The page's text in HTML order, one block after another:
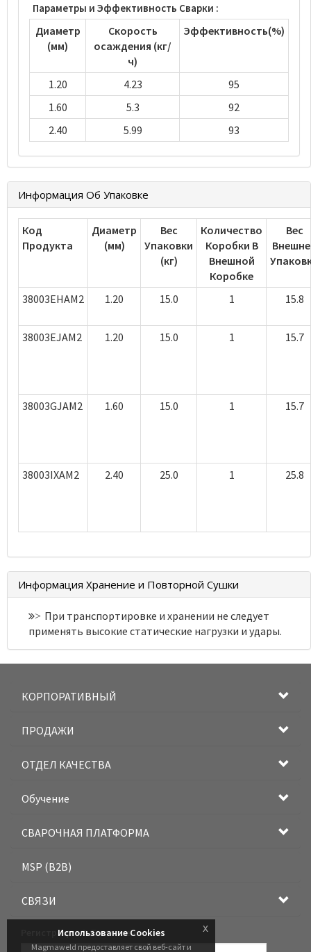
Параметры и Эффективность Сварки :
Диаметр
(мм)
Скорость
осаждения (кг/
ч)
Эффективность(%)
1.20 4.23
95
1.60
5.3
92
2.40
5.99 93
Информация Об Упаковке
Код
Продукта
Диаметр
(мм)
Вес
Упаковки
(кг)
Количество
Коробки В
Внешной
Коробке
Вес
38003EHAM2 1.20 15.0 1 15.8
38003EJAM2 1.20 15.0 1 15.7
38003GJAM2 1.60 15.0 1 15.7
38003IXAM2 2.40 25.0 1 25.8
Информация Хранение и Повторной Сушки
> При транспортировке и хранении не следует
применять высокие статические нагрузки и удары.
КОРПОРАТИВНЫЙ
ПРОДАЖИ
ОТДЕЛ КАЧЕСТВА
Обучение
СВАРОЧНАЯ ПЛАТФОРМА
MSP (B2B)
СВЯЗИ
Регистрация Э-Бюллетеня
Использование Cookies
Magmaweld предоставляет свой веб-сайт и
x